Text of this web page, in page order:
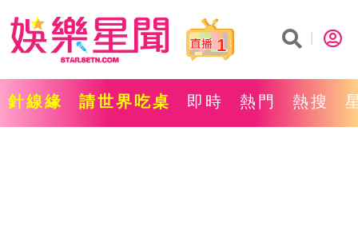
1
針線緣 請世界吃桌 即時 熱門 熱搜